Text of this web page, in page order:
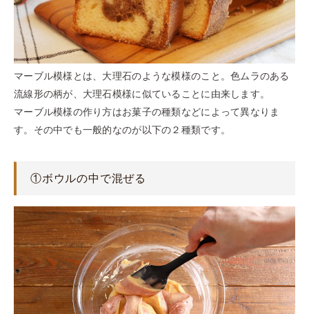
マーブル模様とは、大理石のような模様のこと。色ムラのある
流線形の柄が、大理石模様に似ていることに由来します。
マーブル模様の作り方はお菓子の種類などによって異なりま
す。その中でも一般的なのが以下の２種類です。
①ボウルの中で混ぜる